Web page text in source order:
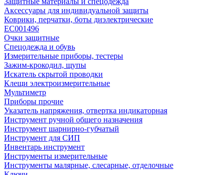
Аксессуары для индивидуальной защиты
Коврики, перчатки, боты диэлектрические
EC001496
Очки защитные
Спецодежда и обувь
Измерительные приборы, тестеры
Зажим-крокодил, щупы
Искатель скрытой проводки
Клещи электроизмерительные
Мультиметр
Приборы прочие
Указатель напряжения, отвертка индикаторная
Инструмент ручной общего назначения
Инструмент шарнирно-губчатый
Инструмент для СИП
Инвентарь инструмент
Инструменты измерительные
Инструменты малярные, слесарные, отделочные